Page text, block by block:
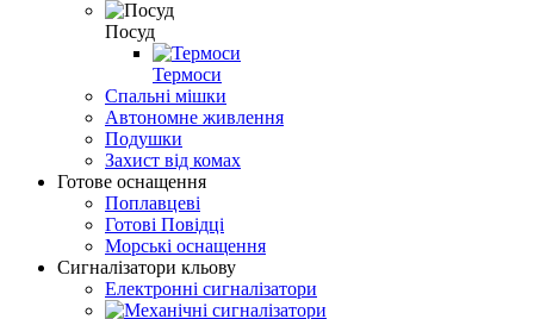
Посуд
Термоси
Спальні мішки
Автономне живлення
Подушки
Захист від комах
Готове оснащення
Поплавцеві
Готові Повідці
Морські оснащення
Сигналізатори кльову
Електронні сигналізатори